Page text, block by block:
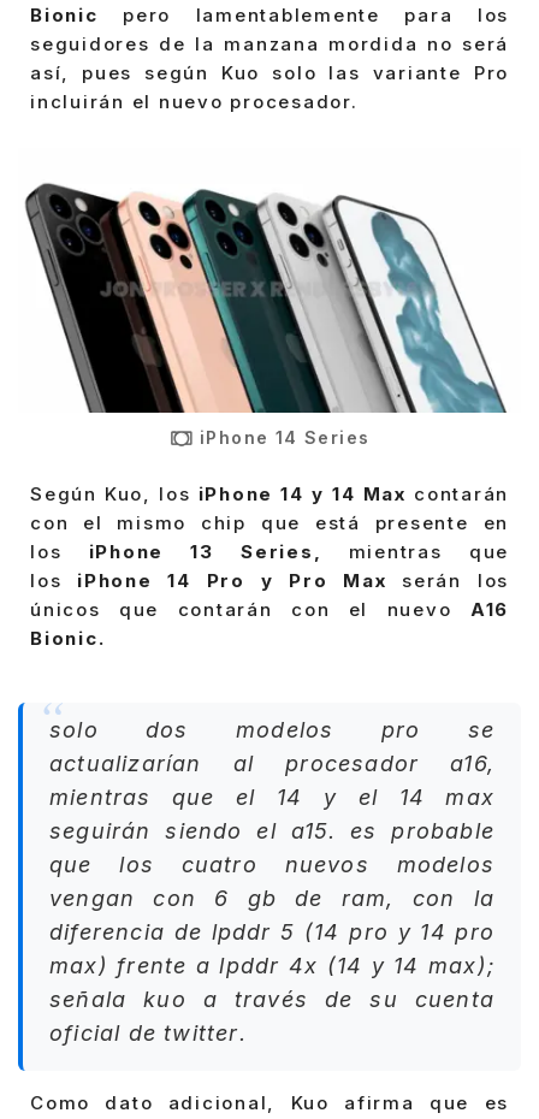
Bionic pero lamentablemente para los
seguidores de la manzana mordida no será
así, pues según Kuo solo las variante Pro
incluirán el nuevo procesador.
iPhone 14 Series
Según Kuo, los iPhone 14 y 14 Max contarán
con el mismo chip que está presente en
los iPhone 13 Series, mientras que
los iPhone 14 Pro y Pro Max serán los
únicos que contarán con el nuevo A16
Bionic.
solo dos modelos pro se
actualizarían al procesador a16,
mientras que el 14 y el 14 max
seguirán siendo el a15. es probable
que los cuatro nuevos modelos
vengan con 6 gb de ram, con la
diferencia de lpddr 5 (14 pro y 14 pro
max) frente a lpddr 4x (14 y 14 max);
señala kuo a través de su cuenta
oficial de twitter.
Como dato adicional, Kuo afirma que es